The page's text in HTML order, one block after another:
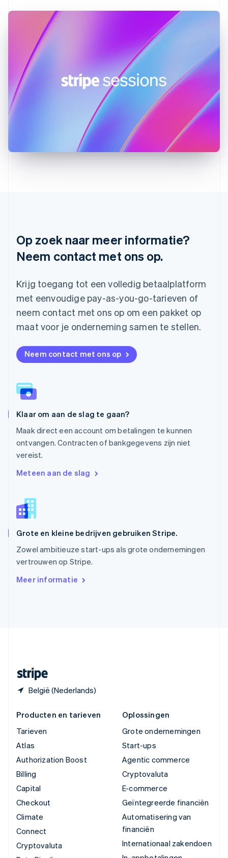
Op zoek naar meer informatie?
Neem contact met ons op.
Krijg toegang tot een volledig betaalplatform
met eenvoudige pay-as-you-go-tarieven of
neem contact met ons op om een pakket op
maat voor je onderneming samen te stellen.
Neem contact met ons op
Klaar om aan de slag te gaan?
Maak direct een account om betalingen te kunnen
ontvangen. Contracten of bankgegevens zijn niet
vereist.
Meteen aan de slag
Grote en kleine bedrijven gebruiken Stripe.
Zowel ambitieuze start-ups als grote ondernemingen
vertrouwen op Stripe.
Meer informatie
België (Nederlands)
Hongkong SAR, China
English简体中文
Ierland
English
India
English
English
Malta
English
Mexico
Nederland
Nederlands English
Nieuw-Zeeland
English
Noorwegen
Oostenrijk
DeutschEnglish
Polen
Portugal
Português
English
Singapore
Slovenië
English
Slowakije
Español
Thailand
Tsjechië
Vasteland van China
简体中文English
English
Producten en tarieven
Tarieven
Atlas
Authorization Boost
Billing
Capital
Checkout
Climate
Connect
Cryptovaluta
Oplossingen
Grote ondernemingen
Start-ups
Agentic commerce
Cryptovaluta
E-commerce
Geïntegreerde financiën
Automatisering van
financiën
Internationaal zakendoen